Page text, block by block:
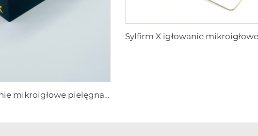
Sylfirm X igłowanie mikroigłowe pielęgnacja skóry końcówki sylfirm X XB-49